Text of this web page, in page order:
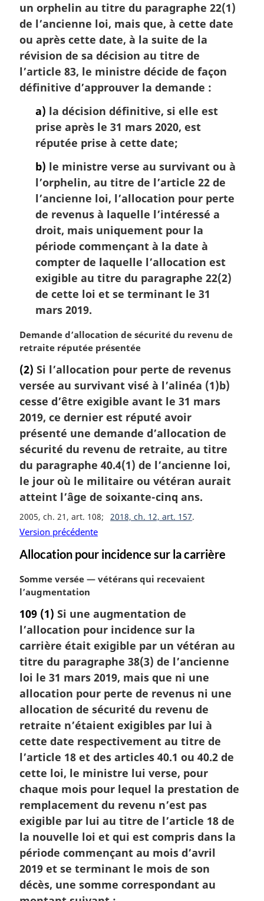
g
i
n
a
l
e
:
un orphelin au titre du paragraphe 22(1)
de l’ancienne loi, mais que, à cette date
ou après cette date, à la suite de la
révision de sa décision au titre de
l’article 83, le ministre décide de façon
définitive d’approuver la demande :
a) la décision définitive, si elle est
prise après le 31 mars 2020, est
réputée prise à cette date;
b) le ministre verse au survivant ou à
l’orphelin, au titre de l’article 22 de
l’ancienne loi, l’allocation pour perte
de revenus à laquelle l’intéressé a
droit, mais uniquement pour la
période commençant à la date à
compter de laquelle l’allocation est
exigible au titre du paragraphe 22(2)
de cette loi et se terminant le 31
mars 2019.
N
o
e
m
a
r
i
n
a
l
:
Demande d’allocation de sécurité du revenu de
retraite réputée présentée
(2) Si l’allocation pour perte de revenus
versée au survivant visé à l’alinéa (1)b)
cesse d’être exigible avant le 31 mars
2019, ce dernier est réputé avoir
présenté une demande d’allocation de
sécurité du revenu de retraite, au titre
du paragraphe 40.4(1) de l’ancienne loi,
le jour où le militaire ou vétéran aurait
atteint l’âge de soixante-cinq ans.
2005, ch. 21, art. 108 2018, ch. 12, art. 157
Version précédente
Allocation pour incidence sur la carrière
N
o
e
m
a
r
i
n
a
l
:
Somme versée — vétérans qui recevaient
l’augmentation
109 (1) Si une augmentation de
l’allocation pour incidence sur la
carrière était exigible par un vétéran au
titre du paragraphe 38(3) de l’ancienne
loi le 31 mars 2019, mais que ni une
allocation pour perte de revenus ni une
allocation de sécurité du revenu de
retraite n’étaient exigibles par lui à
cette date respectivement au titre de
l’article 18 et des articles 40.1 ou 40.2 de
cette loi, le ministre lui verse, pour
chaque mois pour lequel la prestation de
remplacement du revenu n’est pas
exigible par lui au titre de l’article 18 de
la nouvelle loi et qui est compris dans la
période commençant au mois d’avril
2019 et se terminant le mois de son
décès, une somme correspondant au